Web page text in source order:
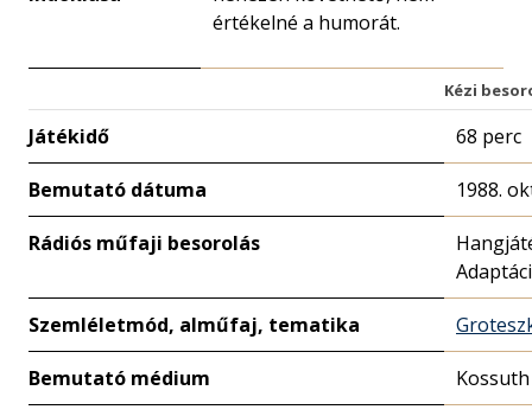
értékelné a humorát.
Kézi
Játékidő 68 perc
Bemutató dátuma 1988.
Rádiós műfaji besorolás
Szemléletmód, alműfaj, tematika
Bemutató médium Kossuth